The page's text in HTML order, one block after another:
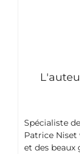
Spécialiste
Patrice Niset
et des beaux